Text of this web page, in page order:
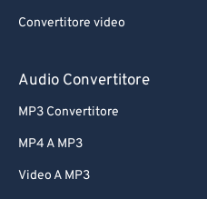
Convertitore video
Audio Convertitore
MP3 Convertitore
MP4 A MP3
Video A MP3